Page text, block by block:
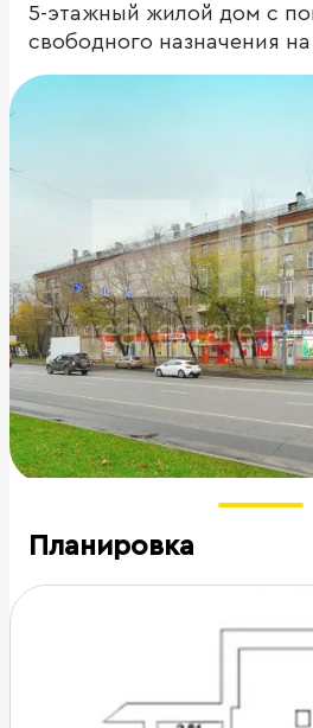
5-этажный жилой дом с
свободного назначения на
Планировка